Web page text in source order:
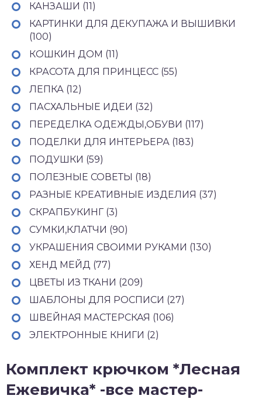
КАНЗАШИ (11)
КАРТИНКИ ДЛЯ ДЕКУПАЖА И ВЫШИВКИ
(100)
КОШКИН ДОМ (11)
КРАСОТА ДЛЯ ПРИНЦЕСС (55)
ЛЕПКА (12)
ПАСХАЛЬНЫЕ ИДЕИ (32)
ПЕРЕДЕЛКА ОДЕЖДЫ,ОБУВИ (117)
ПОДЕЛКИ ДЛЯ ИНТЕРЬЕРА (183)
ПОДУШКИ (59)
ПОЛЕЗНЫЕ СОВЕТЫ (18)
РАЗНЫЕ КРЕАТИВНЫЕ ИЗДЕЛИЯ (37)
СКРАПБУКИНГ (3)
СУМКИ,КЛАТЧИ (90)
УКРАШЕНИЯ СВОИМИ РУКАМИ (130)
ХЕНД МЕЙД (77)
ЦВЕТЫ ИЗ ТКАНИ (209)
ШАБЛОНЫ ДЛЯ РОСПИСИ (27)
ШВЕЙНАЯ МАСТЕРСКАЯ (106)
ЭЛЕКТРОННЫЕ КНИГИ (2)
Комплект крючком *Лесная
Ежевичка* -все мастер-